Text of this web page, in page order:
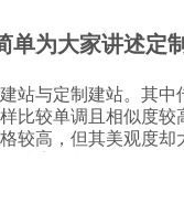
单为大家讲述定
站与定制建站。其
比较单调且相似度
较高，但其美观度
制作每个